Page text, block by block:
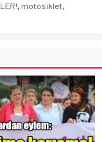
, motosiklet,